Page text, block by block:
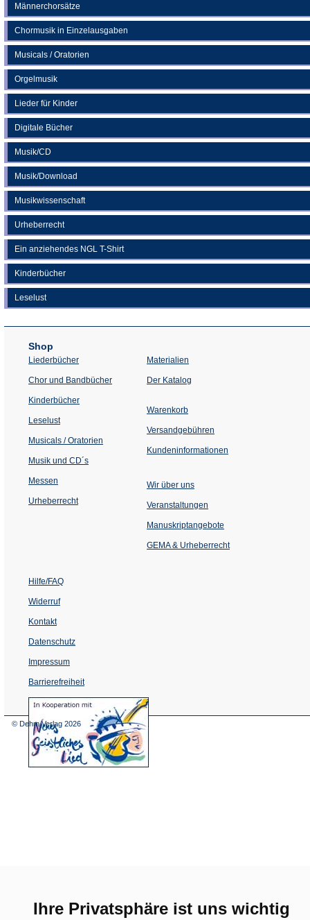
Ihre Privatsphäre ist uns wichtig
Männerchorsätze
Chormusik in Einzelausgaben
Musicals / Oratorien
Orgelmusik
Lieder für Kinder
Digitale Bücher
Musik/CD
Musik/Download
Musikwissenschaft
Urheberrecht
Ein anziehendes NGL T-Shirt
Kinderbücher
Leselust
Shop
Liederbücher
Chor und Bandbücher
Kinderbücher
Leselust
Musicals / Oratorien
Musik und CD´s
Messen
Urheberrecht
Materialien
Der Katalog
Warenkorb
Versandgebühren
Kundeninformationen
Wir über uns
Veranstaltungen
einem
Tab)
Manuskriptangebote
GEMA & Urheberrecht
Hilfe/FAQ
Widerruf
Kontakt
Datenschutz
Impressum
Barrierefreiheit
(Öffnet
in
© Dehm Verlag 2026